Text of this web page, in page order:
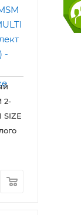
2-
SIZE